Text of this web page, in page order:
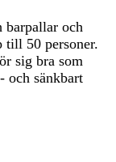
barpallar och
till 50 personer.
sig bra som
och sänkbart